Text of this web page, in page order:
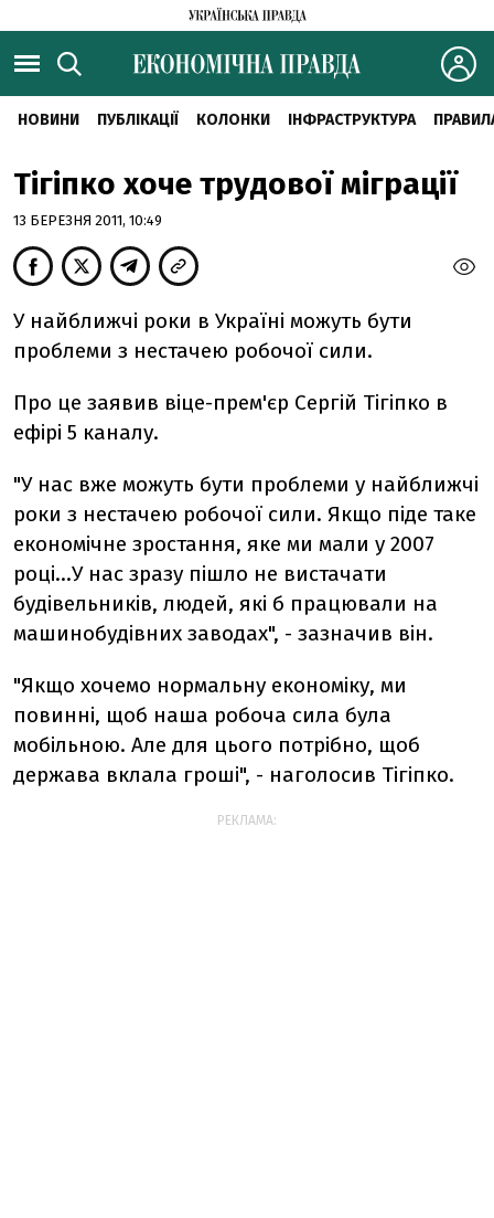
НОВИНИ ПУБЛІКАЦІЇ КОЛОНКИ ІНФРАСТРУКТУРА
Тігіпко хоче трудової міграції
13 БЕРЕЗНЯ 2011, 10:49
У найближчі роки в Україні можуть бути
проблеми з нестачею робочої сили.
Про це заявив віце-прем'єр Сергій Тігіпко в
ефірі 5 каналу.
"У нас вже можуть бути проблеми у найближчі
роки з нестачею робочої сили. Якщо піде таке
економічне зростання, яке ми мали у 2007
році...У нас зразу пішло не вистачати
будівельників, людей, які б працювали на
машинобудівних заводах", - зазначив він.
"Якщо хочемо нормальну економіку, ми
повинні, щоб наша робоча сила була
мобільною. Але для цього потрібно, щоб
держава вклала гроші", - наголосив Тігіпко.
РЕКЛАМА: